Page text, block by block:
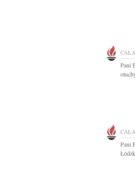
Pani
Pani